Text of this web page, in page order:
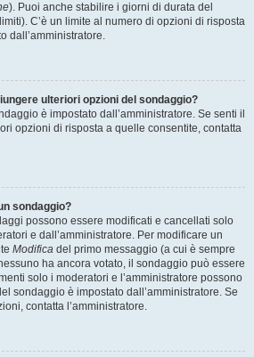
). Puoi anche stabilire i giorni di durata del
C’è un limite al numero di opzioni di risposta
dall’amministratore.
ulteriori opzioni del sondaggio?
è impostato dall’amministratore. Se senti il
opzioni di risposta a quelle consentite, contatta
sondaggio?
possono essere modificati e cancellati solo
e dall’amministratore. Per modificare un
Modifica del primo messaggio (a cui è sempre
ha ancora votato, il sondaggio può essere
solo i moderatori e l’amministratore possono
sondaggio è impostato dall’amministratore. Se
contatta l’amministratore.